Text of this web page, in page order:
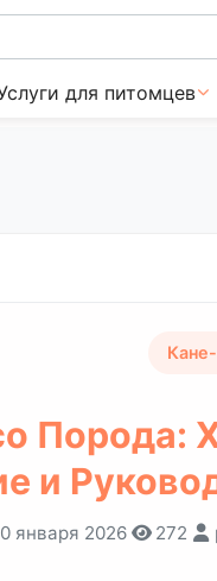
для питомцев
Порода:
и
января 2026 272